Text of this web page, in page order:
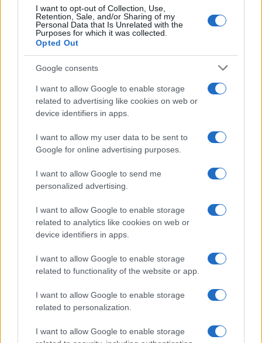
I want to opt-out of Collection, Use,
Retention, Sale, and/or Sharing of my
Personal Data that Is Unrelated with the
Purposes for which it was collected.
Opted Out
Google consents
I want to allow Google to enable storage
related to advertising like cookies on web or
device identifiers in apps.
I want to allow my user data to be sent to
Google for online advertising purposes.
I want to allow Google to send me
personalized advertising.
I want to allow Google to enable storage
related to analytics like cookies on web or
device identifiers in apps.
I want to allow Google to enable storage
related to functionality of the website or app.
I want to allow Google to enable storage
related to personalization.
I want to allow Google to enable storage
Inviaci le tue segnalazioni,
i tuoi video e le tue foto
Su WhatsApp al numero +39
345 356 7512
Notizie in tempo reale?
GalluraOggi.it
Ricevi le nostre ultime news
daGoogle News
F
a
T
w
Pi
n
W
h h